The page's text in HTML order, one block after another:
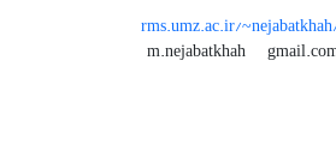
rms.umz.ac.ir/